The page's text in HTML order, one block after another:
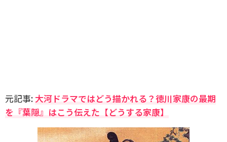
元記事:大河ドラマではどう描かれる？徳川家康の最期
を『葉隠』はこう伝えた【どうする家康】